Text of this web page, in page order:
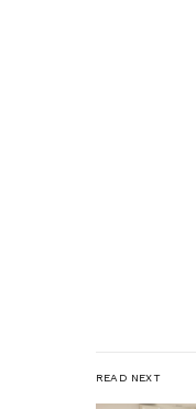
READ NEXT